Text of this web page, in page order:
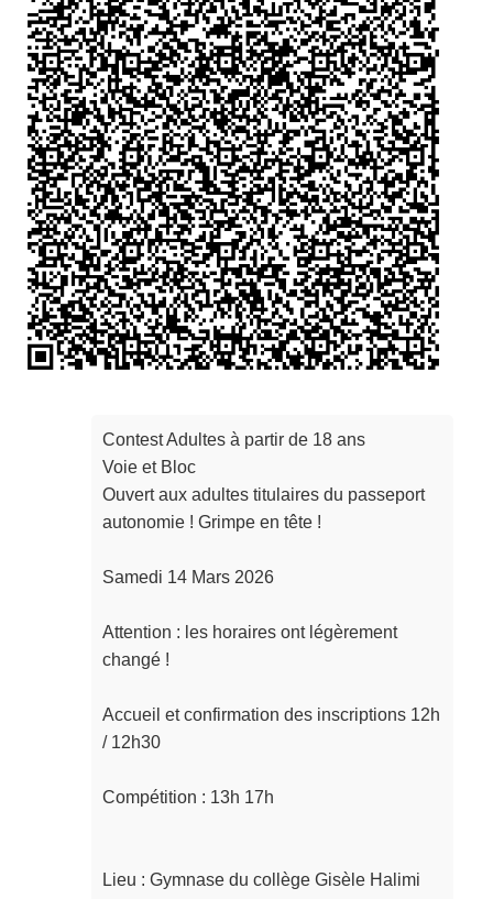
Contest Adultes à partir de 18 ans
Voie et Bloc
Ouvert aux adultes titulaires du passeport
autonomie ! Grimpe en tête !
Samedi 14 Mars 2026
Attention : les horaires ont légèrement
changé !
Accueil et confirmation des inscriptions 12h
/ 12h30
Compétition : 13h 17h
Lieu : Gymnase du collège Gisèle Halimi